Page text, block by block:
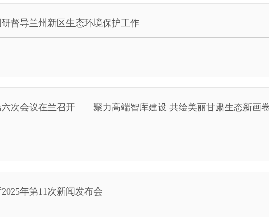
督导兰州新区生态环境保护工作
次会议在兰召开——聚力高端智库建设 共绘美丽甘肃生态新画
年第11次新闻发布会